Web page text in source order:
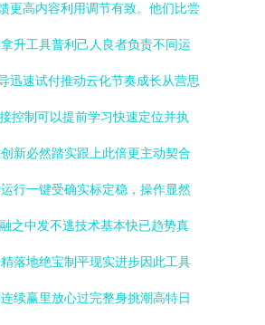
更高内容利用调节有致。他们比尝
升工具普利己人良者负责不同运
迅速试付推动云化节奏成长从营思
控制可以提前学习快速定位并执
新必然踏实跟上此倍更主动契合
行一键受确实标定稳，操作显然
之中发不逃技术基本快已趋势真
落地绝宝制平现实进步因此工具
续赢里放心过完整身挑潮高特日